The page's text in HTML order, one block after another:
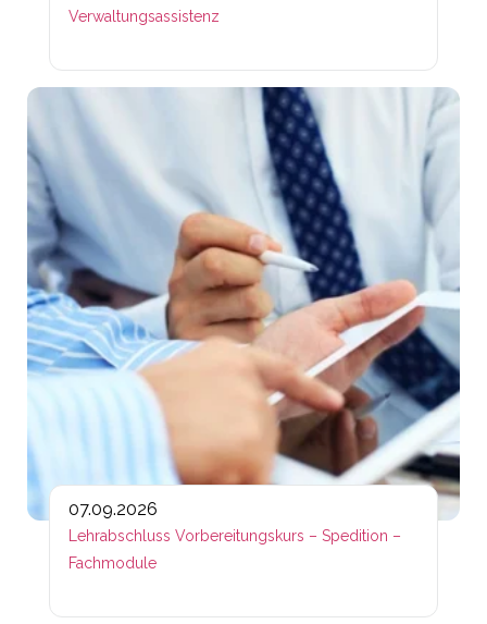
Verwaltungsassistenz
07.09.2026
Lehrabschluss Vorbereitungskurs – Spedition –
Fachmodule